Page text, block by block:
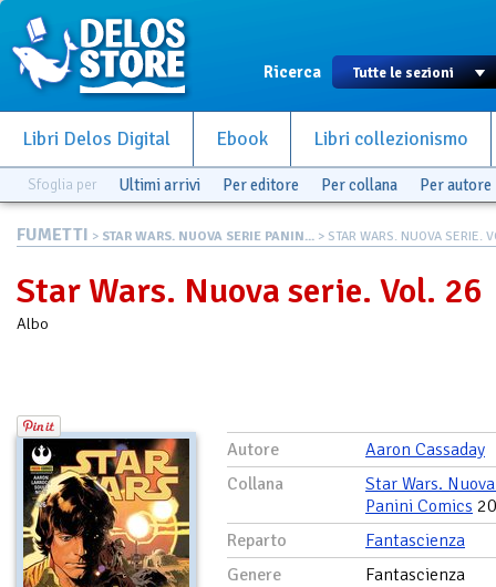
Ricerca
Libri Delos Digital Ebook Libri collezionismo
Sfoglia per Ultimi arrivi Per editore Per collana Per autore
FUMETTI > STAR WARS. NUOVA SERIE PANIN... > STAR WARS. NUOVA SERIE.
Star Wars. Nuova serie. Vol. 26
Albo
Autore
Aaron Cassaday
Collana
Star Wars.
Panini Comics
Reparto
Fantascienza
Genere
Fantascienza